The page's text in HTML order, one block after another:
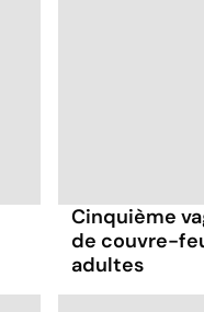
Cinquième
de couvre-
adultes